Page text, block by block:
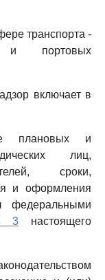
транспорта -
и портовых
включает в
плановых и
лиц,
сроки,
и оформления
федеральными
3 настоящего